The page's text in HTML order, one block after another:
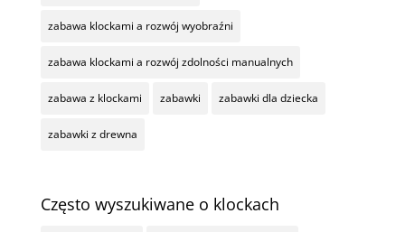
zabawa klockami a rozwój wyobraźni
zabawa klockami a rozwój zdolności manualnych
zabawa z klockami zabawki zabawki dla dziecka
zabawki z drewna
Często wyszukiwane o klockach